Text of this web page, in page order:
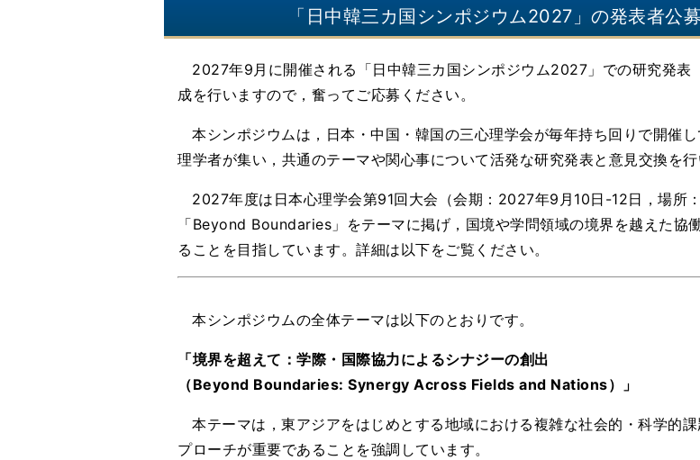
「日中韓三カ国シンポジウム2027」の発表者公
2027年9月に開催される「日中韓三カ国シンポジウム2027」での研究発表
成を行いますので，奮ってご応募ください。
本シンポジウムは，日本・中国・韓国の三心理学会が毎年持ち回りで開催
理学者が集い，共通のテーマや関心事について活発な研究発表と意見交換を行
2027年度は日本心理学会第91回大会（会期：2027年9月10日-12日，場所
「Beyond Boundaries」をテーマに掲げ，国境や学問領域の境界を越えた協
ることを目指しています。詳細は以下をご覧ください。
本シンポジウムの全体テーマは以下のとおりです。
「境界を超えて：学際・国際協力によるシナジーの創出
（Beyond Boundaries: Synergy Across Fields and Nations）」
本テーマは，東アジアをはじめとする地域における複雑な社会的・科学的
プローチが重要であることを強調しています。